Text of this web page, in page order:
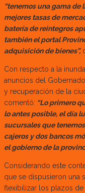
“tenemos una gama de
mejores tasas de
batería de reintegros
también el portal
adquisición de bienes”,
Con respecto a la
anuncios del
y recuperación de la
comentó: “Lo primero
lo antes posible, el día
sucursales que
cajeros y dos bancos
el gobierno de la
Considerando este
que se dispusieron una
flexibilizar los plazos